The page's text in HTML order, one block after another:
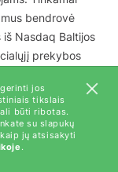
jos
tikslais
būti ribotas.
su slapukų
jų atsisakyti
.
bendrovė
Nasdaq Baltijos
prekybos
platinimo
LHV Pank, o